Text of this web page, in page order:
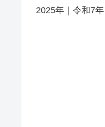
2025年｜令和7